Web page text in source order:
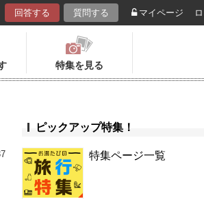
回答する 質問する マイページ
特集を見る
ピックアップ特集！
特集ページ一覧